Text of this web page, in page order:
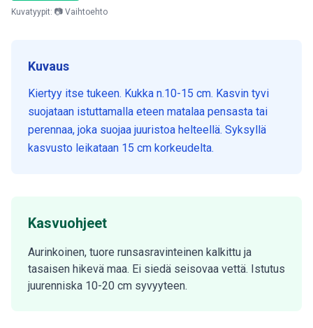
Kuvatyypit: 📷 Vaihtoehto
Kuvaus
Kiertyy itse tukeen. Kukka n.10-15 cm. Kasvin tyvi
suojataan istuttamalla eteen matalaa pensasta tai
perennaa, joka suojaa juuristoa helteellä. Syksyllä
kasvusto leikataan 15 cm korkeudelta.
Kasvuohjeet
Aurinkoinen, tuore runsasravinteinen kalkittu ja
tasaisen hikevä maa. Ei siedä seisovaa vettä. Istutus
juurenniska 10-20 cm syvyyteen.